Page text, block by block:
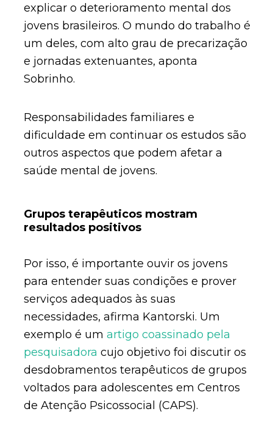
explicar o deterioramento mental dos
jovens brasileiros. O mundo do trabalho é
um deles, com alto grau de precarização
e jornadas extenuantes, aponta
Sobrinho.
Responsabilidades familiares e
dificuldade em continuar os estudos são
outros aspectos que podem afetar a
saúde mental de jovens.
Grupos terapêuticos mostram
resultados positivos
Por isso, é importante ouvir os jovens
para entender suas condições e prover
serviços adequados às suas
necessidades, afirma Kantorski. Um
exemplo é um artigo coassinado pela
pesquisadora cujo objetivo foi discutir os
desdobramentos terapêuticos de grupos
voltados para adolescentes em Centros
de Atenção Psicossocial (CAPS).